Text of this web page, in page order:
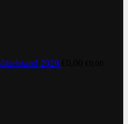
2026